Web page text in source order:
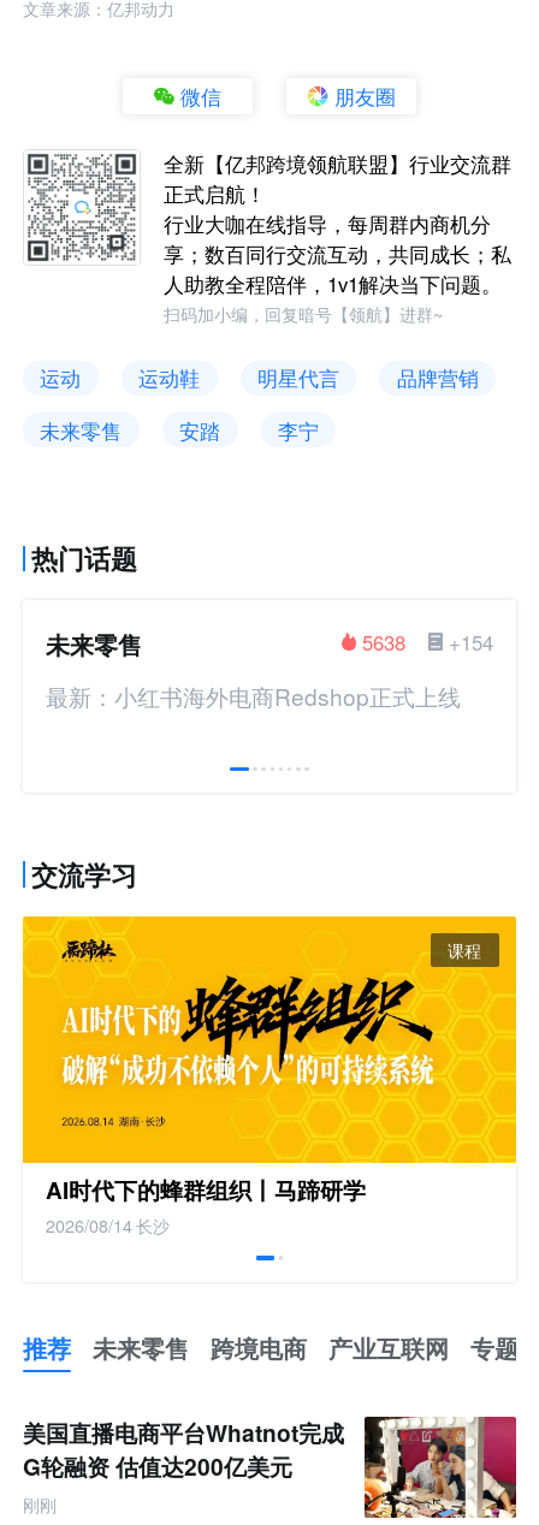
文章来源：亿邦动力
微信 朋友圈
全新【亿邦跨境领航联盟】行业交流群
正式启航！
行业大咖在线指导，每周群内商机分
享；数百同行交流互动，共同成长；私
人助教全程陪伴，1v1解决当下问题。
扫码加小编，回复暗号【领航】进群~
运动 运动鞋 明星代言
品牌营销
未来零售
安踏 李宁
热门话题
未来零售 +154
5638
最新：小红书海外电商Redshop正式上线
交流学习
课程
AI时代下的蜂群组织丨马蹄研学
2026/08/14长沙
推荐 未来零售 跨境电商 产业互联网 专题
未
来
零
售
跨
境
美国直播电商平台Whatnot完成
G轮融资 估值达200亿美元
刚刚